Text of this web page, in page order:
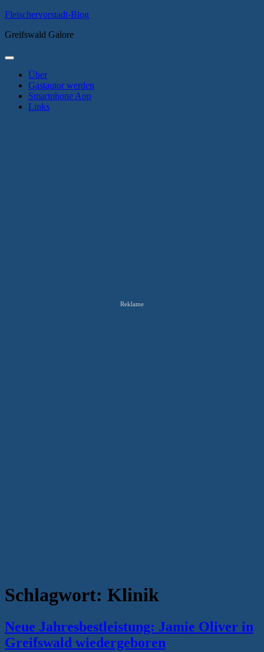
Zum
springen
Fleischervorstadt-Blog
Greifswald Galore
Primäres
Über
Gastautor werden
Smartphone App
Links
Reklame
Schlagwort: Klinik
Neue Jahresbestleistung: Jamie Oliver in
Greifswald wiedergeboren